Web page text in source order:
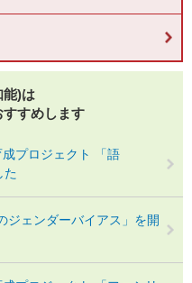
能)は
すめします
プロジェクト 「語
た
ジェンダーバイアス」を開